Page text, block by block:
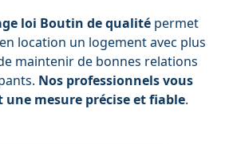
loi Boutin de qualité permet
location un logement avec plus
maintenir de bonnes relations
Nos professionnels vous
mesure précise et fiable.